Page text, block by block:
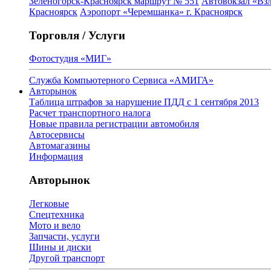
Красноярск Аэропорт «Черемшанка» г. Красноярск
Торговля / Услуги
Фотостудия «МИГ»
Служба Компьютерного Сервиса «АМИГА»
Авторынок
Таблица штрафов за нарушение ПДД с 1 сентября 2013
Расчет транспортного налога
Новые правила регистрации автомобиля
Автосервисы
Автомагазины
Информация
Авторынок
Легковые
Спецтехника
Мото и вело
Запчасти, услуги
Шины и диски
Другой транспорт